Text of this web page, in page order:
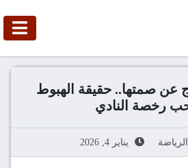
عن صمتها.. حقيقة الهبوط
رخصة النادي
الرياضة يناير 4, 2026